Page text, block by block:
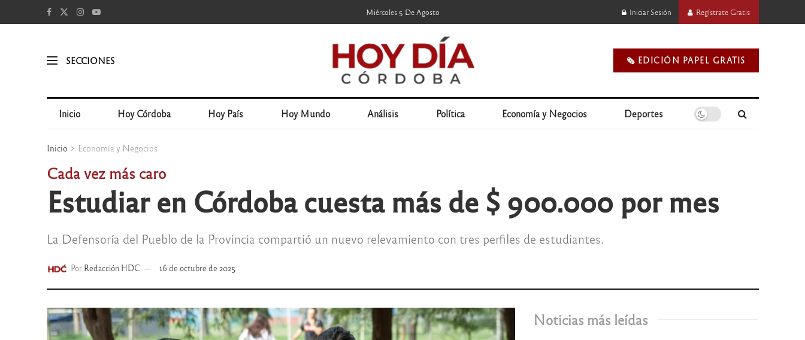
Miércoles 5 De Agosto Iniciar Sesión Regístrate Gratis
SECCIONES 🗞️ EDICIÓN PAPEL GRATIS
Inicio Hoy Córdoba Hoy País Hoy Mundo Análisis Política Economía y Negocios Deportes
Inicio Economía y Negocios
Cada vez más caro
Estudiar en Córdoba cuesta más de $ 900.000 por mes
La Defensoría del Pueblo de la Provincia compartió un nuevo relevamiento con tres perfiles de estudiantes.
Por Redacción HDC 16 de octubre de 2025
Noticias más leídas